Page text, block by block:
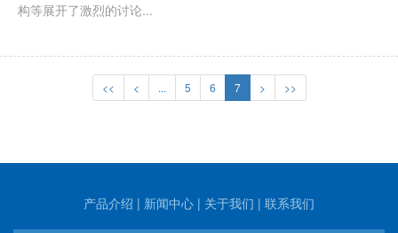
构等展开了激烈的讨论...
<< < ... 5 6 7 > >>
产品介绍 | 新闻中心 | 关于我们 | 联系我们